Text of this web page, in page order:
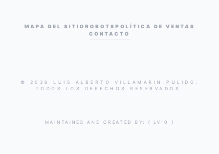
MAPA DEL SITIO ROBOTS POLÍTICA DE VENTAS
CONTACTO
© 2026 LUIS ALBERTO VILLAMARIN PULIDO.
TODOS LOS DERECHOS RESERVADOS.
MAINTAINED AND CREATED BY: { LV10 }